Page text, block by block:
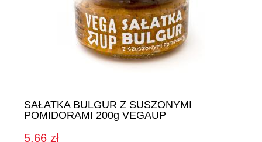
SAŁATKA BULGUR Z SUSZONYMI
POMIDORAMI 200g VEGAUP
5,66 zł